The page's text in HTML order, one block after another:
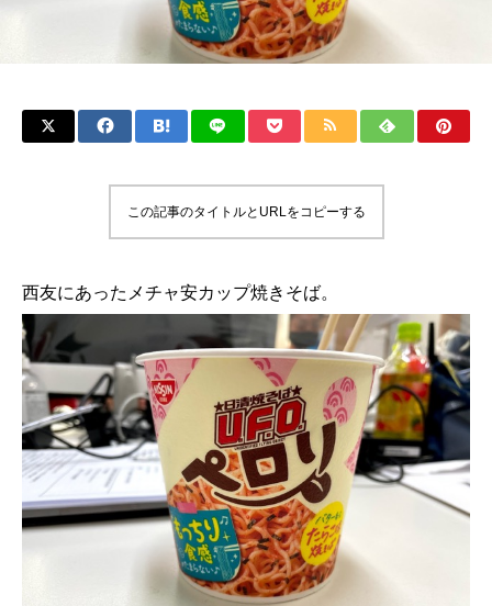
この記事のタイトルとURLをコピーする
西友にあったメチャ安カップ焼きそば。